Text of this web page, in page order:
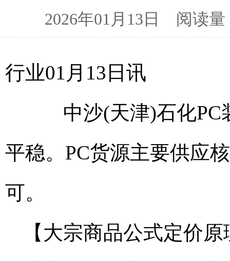
2026年01月13日 阅读
行业01月13日讯
中沙(天津)石化PC
平稳。PC货源主要供应
可。
【大宗商品公式定价